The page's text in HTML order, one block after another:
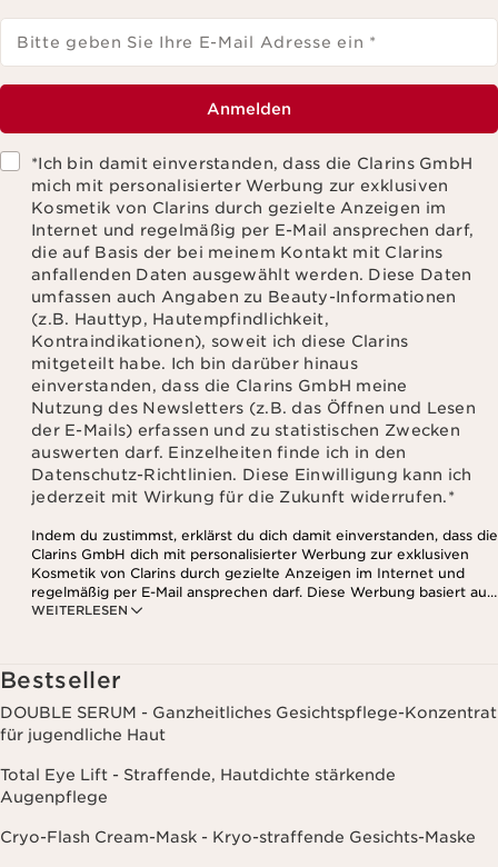
Bitte geben Sie Ihre E-Mail Adresse ein *
Anmelden
*Ich bin damit einverstanden, dass die Clarins GmbH
mich mit personalisierter Werbung zur exklusiven
Kosmetik von Clarins durch gezielte Anzeigen im
Internet und regelmäßig per E-Mail ansprechen darf,
die auf Basis der bei meinem Kontakt mit Clarins
anfallenden Daten ausgewählt werden. Diese Daten
umfassen auch Angaben zu Beauty-Informationen
(z.B. Hauttyp, Hautempfindlichkeit,
Kontraindikationen), soweit ich diese Clarins
mitgeteilt habe. Ich bin darüber hinaus
einverstanden, dass die Clarins GmbH meine
Nutzung des Newsletters (z.B. das Öffnen und Lesen
der E-Mails) erfassen und zu statistischen Zwecken
auswerten darf. Einzelheiten finde ich in den
Datenschutz-Richtlinien. Diese Einwilligung kann ich
jederzeit mit Wirkung für die Zukunft widerrufen.*
WEITERLESEN
Indem du zustimmst, erklärst du dich damit einverstanden, dass die
Clarins GmbH dich mit personalisierter Werbung zur exklusiven
Kosmetik von Clarins durch gezielte Anzeigen im Internet und
regelmäßig per E-Mail ansprechen darf. Diese Werbung basiert auf
den Daten, die bei deinem Kontakt mit Clarins anfallen,
mitgeteilt hast. Außerdem stimmst du zu, dass die Clarins GmbH
dein Nutzungsverhalten im Zusammenhang mit dem Newsletter
(z.B. das Öffnen und Lesen der E-Mails) erfassen und zu
statistischen Zwecken auswerten darf. Weitere Informationen
findest du in den Datenschutz-Richtlinien. Diese Einwilligung
Bestseller
DOUBLE SERUM - Ganzheitliches Gesichtspflege-Konzentrat
für jugendliche Haut
Total Eye Lift - Straffende, Hautdichte stärkende
Augenpflege
Cryo-Flash Cream-Mask - Kryo-straffende Gesichts-Maske